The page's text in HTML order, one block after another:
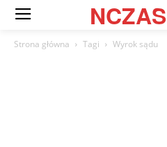
NCZAS
Strona główna Tagi Wyrok sądu